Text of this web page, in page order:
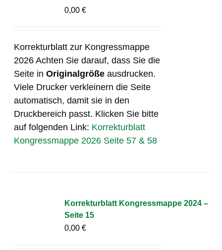
0,00€
Korrekturblatt zur Kongressmappe
2026 Achten Sie darauf, dass Sie die
Seite inOriginalgröße ausdrucken.
Viele Drucker verkleinern die Seite
automatisch, damit sie in den
Druckbereich passt. Klicken Sie bitte
auf folgenden Link: Korrekturblatt
Kongressmappe 2026 Seite 57 & 58
Korrekturblatt Kongressmappe 2024 –
Seite 15
0,00€